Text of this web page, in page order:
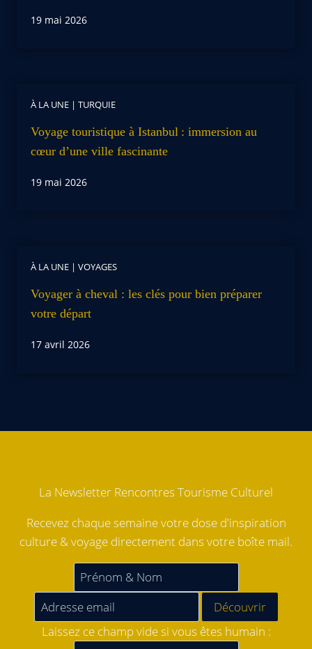
19 mai 2026
À LA UNE | TURQUIE
Voyage touristique à Istanbul : immersion au
cœur d’une ville fascinante
19 mai 2026
À LA UNE | VOYAGES
Voyager à cheval : les clés pour bien préparer
votre départ
17 avril 2026
La Newsletter Rencontres Tourisme Culturel
Recevez chaque semaine votre dose d'inspiration
culture & voyage directement dans votre boîte mail.
Laissez ce champ vide si vous êtes humain :